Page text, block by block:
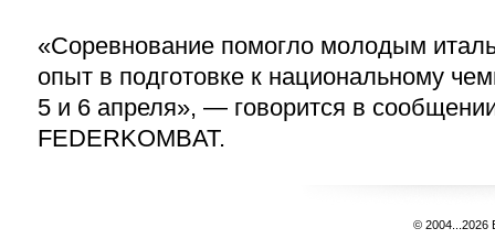
«Соревнование помогло молодым
опыт в подготовке к национальному
5 и 6 апреля», — говорится в
FEDERKOMBAT.
© 2004...2026